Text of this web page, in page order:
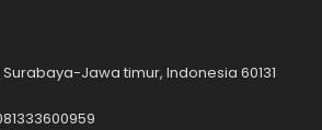
Surabaya-Jawa timur, Indonesia 60131